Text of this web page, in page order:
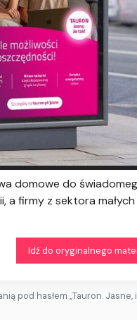
domowe do
a firmy z sektora
Idź do oryginalnego
pod hasłem „Tauron. Jasne,